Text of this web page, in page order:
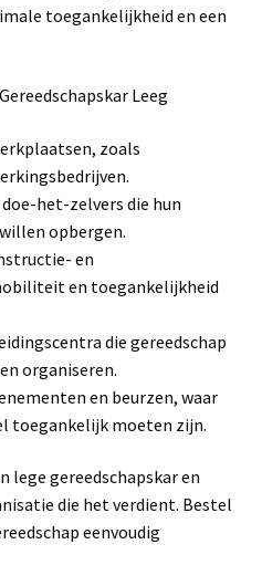
toegankelijkheid en een
Leeg
zoals
het-zelvers die hun
opbergen.
en
en toegankelijkheid
die gereedschap
organiseren.
en beurzen, waar
toegankelijk moeten zijn.
lege gereedschapskar en
die het verdient. Bestel
eenvoudig